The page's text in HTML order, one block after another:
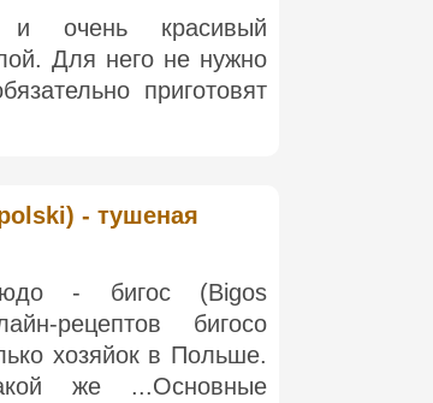
и очень красивый
Для него не нужно
приготовят
- тушеная
- бигос (Bigos
рецептов бигосо
хозяйок в Польше.
же ...Основные